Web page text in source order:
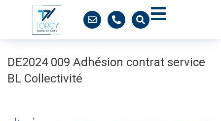
DE2024 009 Adhésion contrat service
BL Collectivité